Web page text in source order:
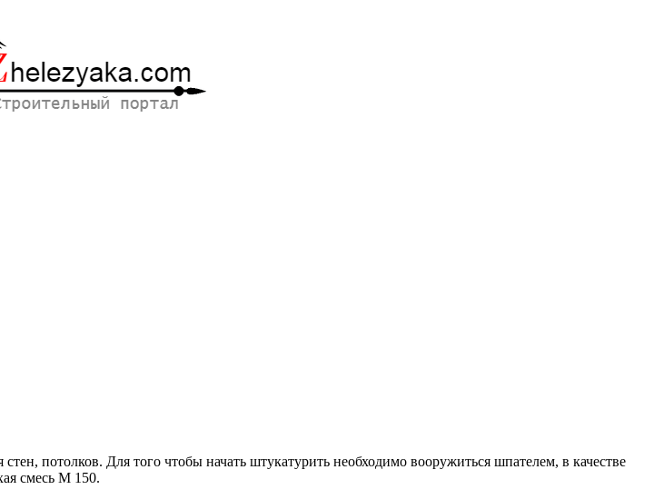
потолков. Для того чтобы начать штукатурить необходимо вооружиться шпателем, в качестве
смесь М 150.